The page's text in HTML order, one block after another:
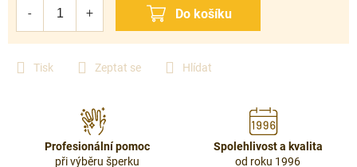
Tisk Zeptat se Hlídat
Profesionální pomoc
při výběru šperku
Spolehlivost a kvalita
od roku 1996